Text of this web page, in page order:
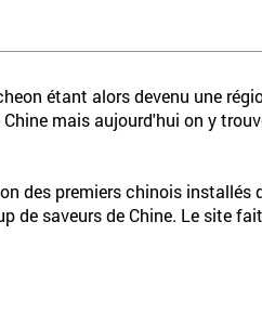
étant alors devenu une
mais aujourd'hui on y
des premiers chinois installés
de saveurs de Chine. Le site